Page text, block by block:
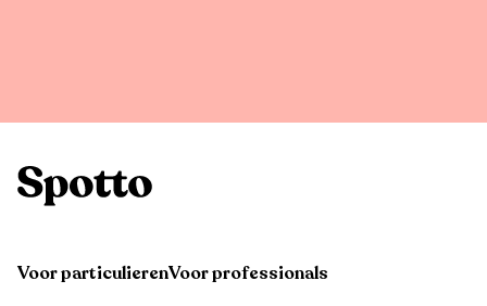
Voor particulierenVoor professionals